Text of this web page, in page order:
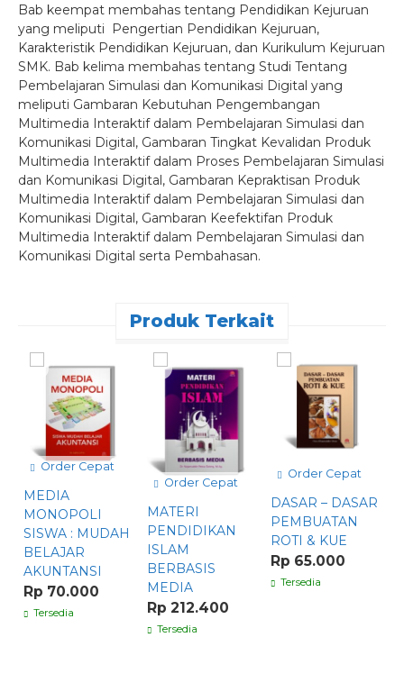
Bab keempat membahas tentang Pendidikan Kejuruan
yang meliputi Pengertian Pendidikan Kejuruan,
Karakteristik Pendidikan Kejuruan, dan Kurikulum Kejuruan
SMK. Bab kelima membahas tentang Studi Tentang
Pembelajaran Simulasi dan Komunikasi Digital yang
meliputi Gambaran Kebutuhan Pengembangan
Multimedia Interaktif dalam Pembelajaran Simulasi dan
Komunikasi Digital, Gambaran Tingkat Kevalidan Produk
Multimedia Interaktif dalam Proses Pembelajaran Simulasi
dan Komunikasi Digital, Gambaran Kepraktisan Produk
Multimedia Interaktif dalam Pembelajaran Simulasi dan
Komunikasi Digital, Gambaran Keefektifan Produk
Multimedia Interaktif dalam Pembelajaran Simulasi dan
Komunikasi Digital serta Pembahasan.
Produk Terkait
Order Cepat
MEDIA
MONOPOLI
SISWA : MUDAH
BELAJAR
AKUNTANSI
Rp 70.000
Tersedia
Order Cepat
MATERI
PENDIDIKAN
ISLAM
BERBASIS
MEDIA
Rp 212.400
Tersedia
Order Cepat
DASAR – DASAR
PEMBUATAN
ROTI & KUE
Rp 65.000
Tersedia